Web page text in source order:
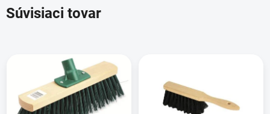
Súvisiaci tovar